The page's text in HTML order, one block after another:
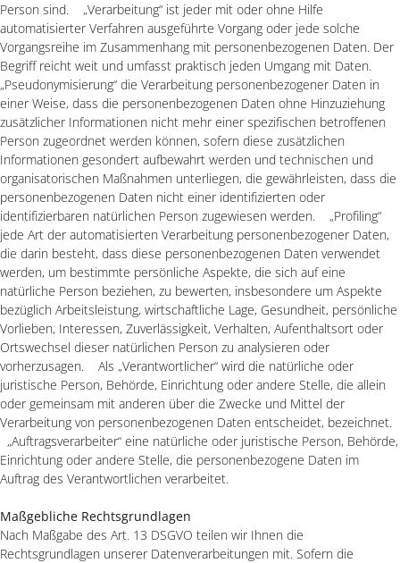
Person sind. „Verarbeitung“ ist jeder mit oder ohne Hilfe
automatisierter Verfahren ausgeführte Vorgang oder jede solche
Vorgangsreihe im Zusammenhang mit personenbezogenen Daten. Der
Begriff reicht weit und umfasst praktisch jeden Umgang mit Daten.
„Pseudonymisierung“ die Verarbeitung personenbezogener Daten in
einer Weise, dass die personenbezogenen Daten ohne Hinzuziehung
zusätzlicher Informationen nicht mehr einer spezifischen betroffenen
Person zugeordnet werden können, sofern diese zusätzlichen
Informationen gesondert aufbewahrt werden und technischen und
organisatorischen Maßnahmen unterliegen, die gewährleisten, dass die
personenbezogenen Daten nicht einer identifizierten oder
identifizierbaren natürlichen Person zugewiesen werden. „Profiling“
jede Art der automatisierten Verarbeitung personenbezogener Daten,
die darin besteht, dass diese personenbezogenen Daten verwendet
werden, um bestimmte persönliche Aspekte, die sich auf eine
natürliche Person beziehen, zu bewerten, insbesondere um Aspekte
bezüglich Arbeitsleistung, wirtschaftliche Lage, Gesundheit, persönliche
Vorlieben, Interessen, Zuverlässigkeit, Verhalten, Aufenthaltsort oder
Ortswechsel dieser natürlichen Person zu analysieren oder
vorherzusagen. Als „Verantwortlicher“ wird die natürliche oder
juristische Person, Behörde, Einrichtung oder andere Stelle, die allein
oder gemeinsam mit anderen über die Zwecke und Mittel der
Verarbeitung von personenbezogenen Daten entscheidet, bezeichnet.
„Auftragsverarbeiter“ eine natürliche oder juristische Person, Behörde,
Einrichtung oder andere Stelle, die personenbezogene Daten im
Auftrag des Verantwortlichen verarbeitet.
Maßgebliche Rechtsgrundlagen
Nach Maßgabe des Art. 13 DSGVO teilen wir Ihnen die
Rechtsgrundlagen unserer Datenverarbeitungen mit. Sofern die